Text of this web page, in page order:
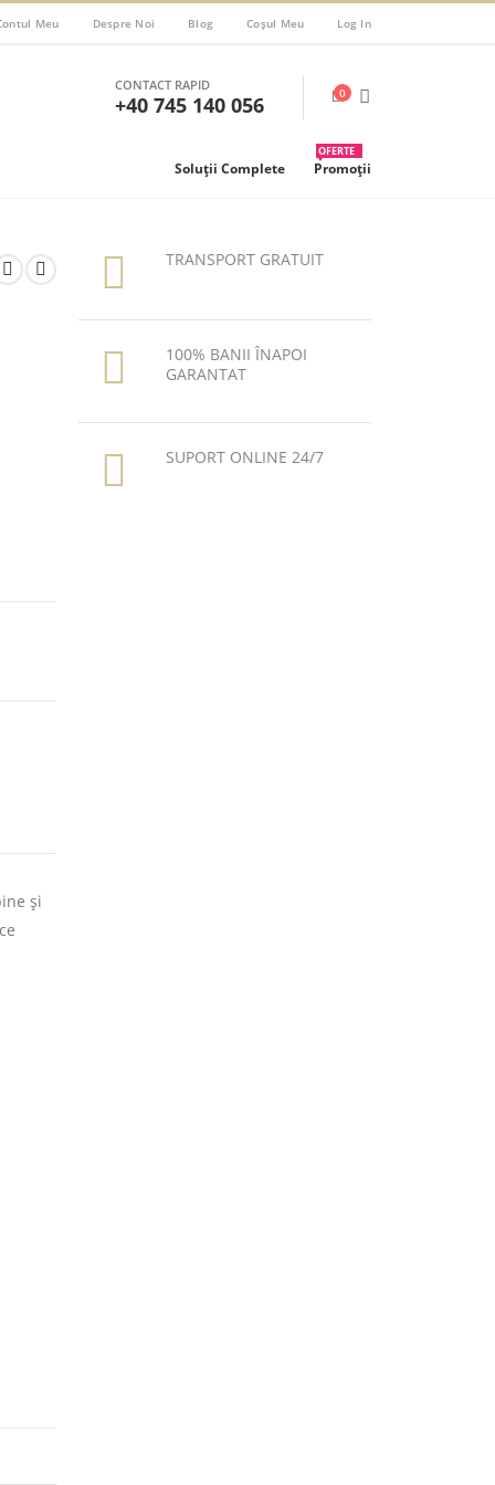
Meu Despre Noi Blog Coșul Meu Log In
CONTACT RAPID
+40 745 140 056 0
Soluții Complete Promoții
OFERTE
și
TRANSPORT GRATUIT
100% BANII ÎNAPOI
GARANTAT
SUPORT ONLINE 24/7